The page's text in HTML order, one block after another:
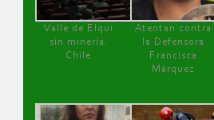
Valle de Elqui
sin minería.
Chile
Atentan contra
la Defensora
Francisca
Márquez